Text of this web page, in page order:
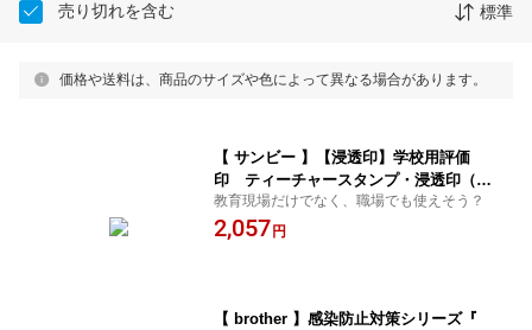
売り切れを含む 標準
価格や送料は、商品のサイズや色によって異なる場合があります。
【 サンビー 】【浸透印】学校用評価
印 ティーチャースタンプ・浸透印（30
mm角）SS-111 3本組セット
教育現場だけでなく、職場でも使えそう？
2,057円
【 brother 】感染防止対策シリーズ『